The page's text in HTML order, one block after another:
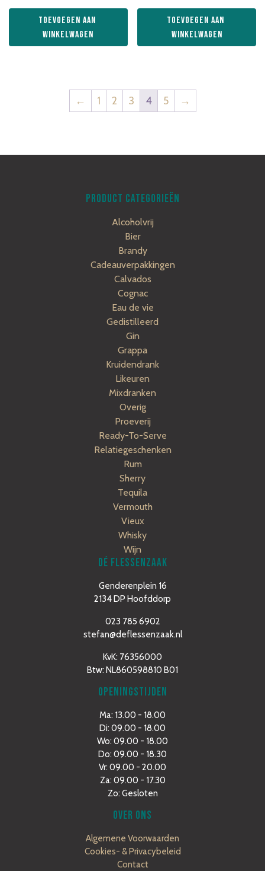
Toevoegen aan
winkelwagen
Toevoegen aan
winkelwagen
← 1 2 3 4 5 →
PRODUCT CATEGORIEËN
Alcoholvrij
Bier
Brandy
Cadeauverpakkingen
Calvados
Cognac
Eau de vie
Gedistilleerd
Gin
Grappa
Kruidendrank
Likeuren
Mixdranken
Overig
Proeverij
Ready-To-Serve
Relatiegeschenken
Rum
Sherry
Tequila
Vermouth
Vieux
Whisky
Wijn
DÉ FLESSENZAAK
Genderenplein 16
2134 DP Hoofddorp
023 785 6902
stefan@deflessenzaak.nl
KvK: 76356000
Btw: NL860598810 B01
OPENINGSTIJDEN
Ma: 13.00 - 18.00
Di: 09.00 - 18.00
Wo: 09.00 - 18.00
Do: 09.00 - 18.30
Vr: 09.00 - 20.00
Za: 09.00 - 17.30
Zo: Gesloten
OVER ONS
Algemene Voorwaarden
Cookies- & Privacybeleid
Contact